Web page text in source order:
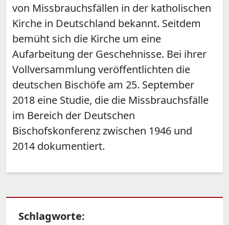
von Missbrauchsfällen in der katholischen
Kirche in Deutschland bekannt. Seitdem
bemüht sich die Kirche um eine
Aufarbeitung der Geschehnisse. Bei ihrer
Vollversammlung veröffentlichten die
deutschen Bischöfe am 25. September
2018 eine Studie, die die Missbrauchsfälle
im Bereich der Deutschen
Bischofskonferenz zwischen 1946 und
2014 dokumentiert.
Schlagworte: